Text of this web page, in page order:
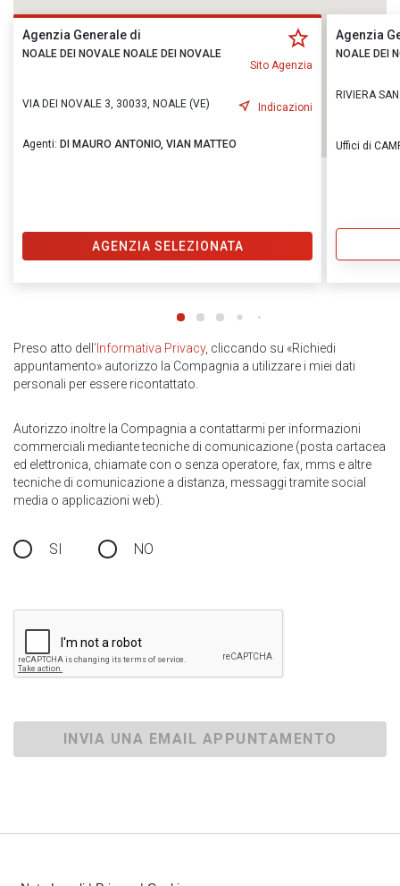
Agenzia Generale di
NOALE DEI NOVALE NOALE DEI NOVALE
Sito Agenzia
VIA DEI NOVALE 3, 30033, NOALE (VE) Indicazioni
Agenti: DI MAURO ANTONIO, VIAN MATTEO
AGENZIA SELEZIONATA
Agenzia
NOALE DEI
RIVIERA
Uffici di
Preso atto dell ’Informativa Privacy, cliccando su «Richiedi
appuntamento» autorizzo la Compagnia a utilizzare i miei dati
personali per essere ricontattato.
Autorizzo inoltre la Compagnia a contattarmi per informazioni
commerciali mediante tecniche di comunicazione (posta cartacea
ed elettronica, chiamate con o senza operatore, fax, mms e altre
tecniche di comunicazione a distanza, messaggi tramite social
media o applicazioni web).
SI NO
INVIA UNA EMAIL APPUNTAMENTO